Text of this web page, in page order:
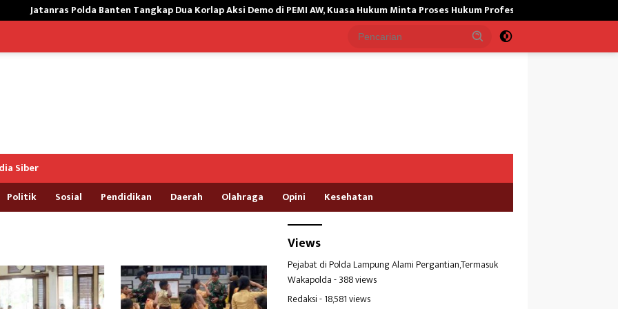
Polda Banten Tangkap Dua Korlap Aksi Demo di PEMI AW, Kuasa Hukum Minta Proses Hukum Profesional
Siber
Politik Sosial Pendidikan Daerah Olahraga Opini Kesehatan
Views
Pejabat di Polda Lampung Alami Pergantian,Termasuk
Wakapolda- 388 views
Redaksi- 18,581 views